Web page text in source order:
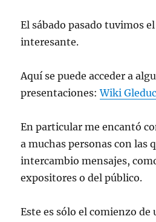
El sábado pasado tuvimos
interesante.
Aquí se puede acceder a
presentaciones:Wiki
En particular me encantó
a muchas personas con las
intercambio mensajes,
expositores o del público.
Este es sólo el comienzo de